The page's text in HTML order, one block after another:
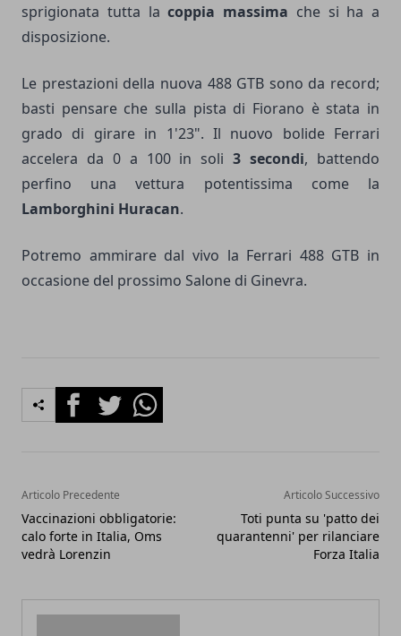
sprigionata tutta lacoppia massima che si ha a
disposizione.
Le prestazioni della nuova 488 GTB sono da record;
basti pensare che sulla pista di Fiorano è stata in
grado di girare in 1'23". Il nuovo bolide Ferrari
accelera da 0 a 100 in soli3 secondi, battendo
perfino una vettura potentissima come la
Lamborghini Huracan.
Potremo ammirare dal vivo la Ferrari 488 GTB in
occasione del prossimo Salone di Ginevra.
FacebookTwitterWhatsapp
Articolo Precedente
Vaccinazioni obbligatorie:
calo forte in Italia, Oms
vedrà Lorenzin
Articolo Successivo
Toti punta su 'patto dei
quarantenni' per rilanciare
Forza Italia